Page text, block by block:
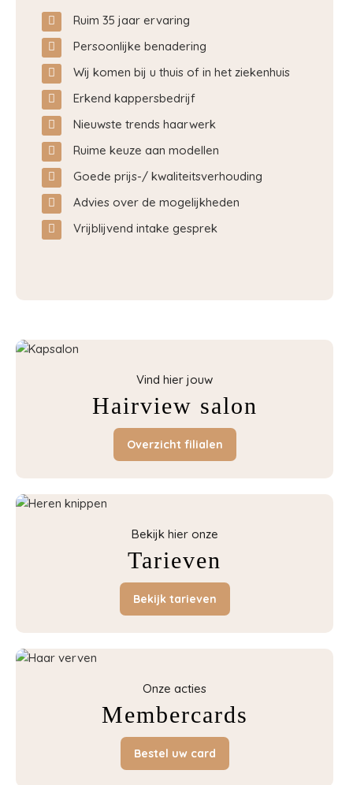
Ruim 35 jaar ervaring
Persoonlijke benadering
Wij komen bij u thuis of in het ziekenhuis
Erkend kappersbedrijf
Nieuwste trends haarwerk
Ruime keuze aan modellen
Goede prijs-/ kwaliteitsverhouding
Advies over de mogelijkheden
Vrijblijvend intake gesprek
Vind hier jouw
Hairview salon
Overzicht filialen
Bekijk hier onze
Tarieven
Bekijk tarieven
Onze acties
Membercards
Bestel uw card